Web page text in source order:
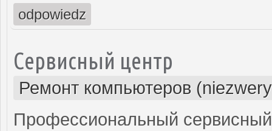
odpowiedz
Сервисный центр
Ремонт компьютеров
Профессиональный